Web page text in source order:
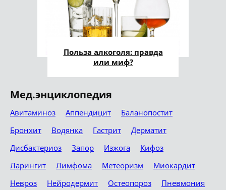
Польза алкоголя: правда
или миф?
Мед.энциклопедия
Авитаминоз Аппендицит
Баланопостит
Бронхит
Водянка Гастрит
Дерматит
Дисбактериоз
Запор Изжога
Кифоз
Ларингит
Лимфома Метеоризм
Миокардит
Невроз
Нейродермит Остеопороз Пневмония